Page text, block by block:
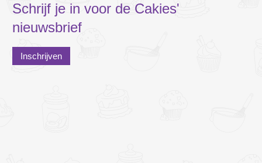
Schrijf je in voor de Cakies'
nieuwsbrief
Inschrijven